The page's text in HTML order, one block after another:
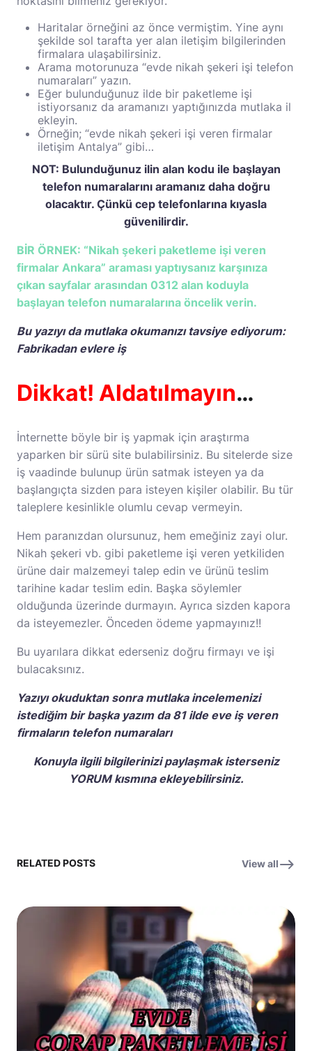
Haritalar örneğini az önce vermiştim. Yine aynı
şekilde sol tarafta yer alan iletişim bilgilerinden
firmalara ulaşabilirsiniz.
Arama motorunuza “evde nikah şekeri işi telefon
numaraları” yazın.
Eğer bulunduğunuz ilde bir paketleme işi
istiyorsanız da aramanızı yaptığınızda mutlaka il
ekleyin.
Örneğin; “evde nikah şekeri işi veren firmalar
iletişim Antalya” gibi…
NOT: Bulunduğunuz ilin alan kodu ile başlayan
telefon numaralarını aramanız daha doğru
olacaktır. Çünkü cep telefonlarına kıyasla
güvenilirdir.
BİR ÖRNEK: “Nikah şekeri paketleme işi veren
firmalar Ankara” araması yaptıysanız karşınıza
çıkan sayfalar arasından 0312 alan koduyla
başlayan telefon numaralarına öncelik verin.
Bu yazıyı da mutlaka okumanızı tavsiye ediyorum:
Fabrikadan evlere iş
Dikkat! Aldatılmayın…
İnternette böyle bir iş yapmak için araştırma
yaparken bir sürü site bulabilirsiniz. Bu sitelerde size
iş vaadinde bulunup ürün satmak isteyen ya da
başlangıçta sizden para isteyen kişiler olabilir. Bu tür
taleplere kesinlikle olumlu cevap vermeyin.
Hem paranızdan olursunuz, hem emeğiniz zayi olur.
Nikah şekeri vb. gibi paketleme işi veren yetkiliden
ürüne dair malzemeyi talep edin ve ürünü teslim
tarihine kadar teslim edin. Başka söylemler
olduğunda üzerinde durmayın. Ayrıca sizden kapora
da isteyemezler. Önceden ödeme yapmayınız!!
Bu uyarılara dikkat ederseniz doğru firmayı ve işi
bulacaksınız.
Yazıyı okuduktan sonra mutlaka incelemenizi
istediğim bir başka yazım da 81 ilde eve iş veren
firmaların telefon numaraları
Konuyla ilgili bilgilerinizi paylaşmak isterseniz
YORUM kısmına ekleyebilirsiniz.
RELATED POSTS View all